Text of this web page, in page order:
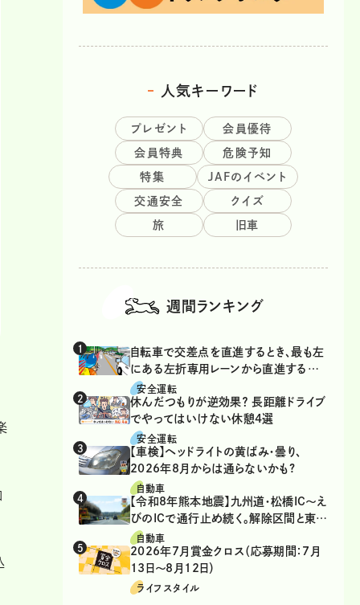
人気キーワード
プレゼント 会員優待
会員特典 危険予知
特集 JAFのイベント
交通安全 クイズ
旅 旧車
週間ランキング
自転車で交差点を直進するとき、最も左
にある左折専用レーンから直進するの
は、違反？
安全運転
休んだつもりが逆効果？ 長距離ドライブ
でやってはいけない休憩4選
安全運転
【車検】ヘッドライトの黄ばみ・曇り、
2026年8月からは通らないかも?
自動車
【令和8年熊本地震】九州道・松橋IC～え
びのICで通行止め続く。解除区間と東九
州道の迂回ルート
自動車
2026年7月賞金クロス（応募期間：7月
13日～8月12日）
ライフスタイル